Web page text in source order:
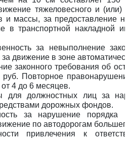
тяжеловесного и (или)
и массы, за предоставление
в транспортной накладной
за невыполнение
за движение в зоне
законного требования об
Повторное
4 до 6 месяцев.
для должностных лиц за
дорожных фондов.
за нарушение
по автодорогам
привлечения к